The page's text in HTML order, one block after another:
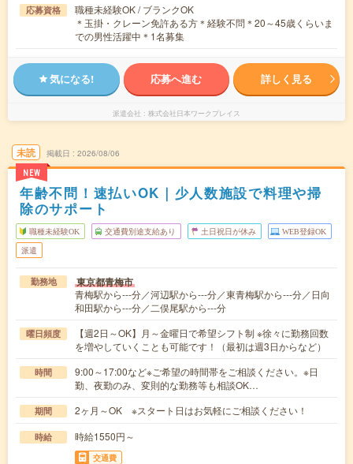
応募資格
職種未経験OK / ブランクOK
＊玉掛・クレーン免許ある方＊経験不問＊20～45歳くらいま
での男性活躍中＊1名募集
気になる! 応募へ進む 詳しく見る
派遣会社 株式会社日本ワークプレイス
未読
NEW
掲載日 2026/08/06
年齢不問！速払いOK｜少人数施設で料理や掃
除のサポート
職種未経験OK 交通費別途支給あり 土日祝日が休み WEB登録OK
派遣
勤務地 東京都青梅市
青梅駅から---分／河辺駅から---分／東青梅駅から---分／日向
和田駅から---分／二俣尾駅から---分
曜日頻度
【週2日～OK】月～金曜日で希望シフト制 ※徐々に勤務回数
を増やしていくことも可能です！（最初は週3日からなど）
時間
9:00～17:00など※ご希望の時間帯をご相談ください。※日
勤、夜勤のみ、変則的な勤務等も相談OK…
期間 2ヶ月～OK ※スタート日はお気軽にご相談ください！
時給 時給1550円～
交通費